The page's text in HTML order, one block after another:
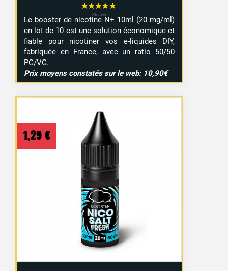
Le booster de nicotine N+ 10ml (20 mg/ml)
en lot de 10 est une solution économique et
fiable pour nicotiner vos e-liquides DIY,
fabriquée en France, avec un ratio 50/50
PG/VG.
Prix moyens constatés sur le web: 10,90€
1,29 €